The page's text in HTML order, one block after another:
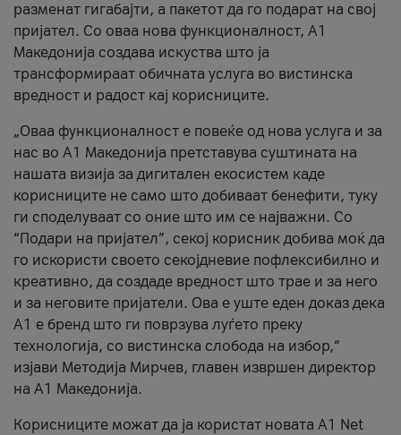
разменат гигабајти, а пакетот да го подарат на свој
пријател. Со оваа нова функционалност, А1
Македонија создава искуства што ја
трансформираат обичната услуга во вистинска
вредност и радост кај корисниците.
„Оваа функционалност е повеќе од нова услуга и за
нас во А1 Македонија претставува суштината на
нашата визија за дигитален екосистем каде
корисниците не само што добиваат бенефити, туку
ги споделуваат со оние што им се најважни. Со
“Подари на пријател”, секој корисник добива моќ да
го искористи своето секојдневие пофлексибилно и
креативно, да создаде вредност што трае и за него
и за неговите пријатели. Ова е уште еден доказ дека
А1 е бренд што ги поврзува луѓето преку
технологија, со вистинска слобода на избор,“
изјави Методија Мирчев, главен извршен директор
на А1 Македонија.
Корисниците можат да ја користат новата А1 Net